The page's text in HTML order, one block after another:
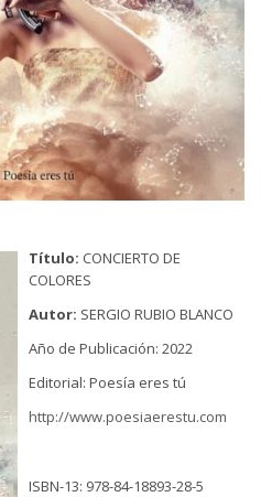
Título: CONCIERTO DE
COLORES
Autor: SERGIO RUBIO BLANCO
Año de Publicación: 2022
Editorial: Poesía eres tú
http://www.poesiaerestu.com
ISBN-13: 978-84-18893-28-5